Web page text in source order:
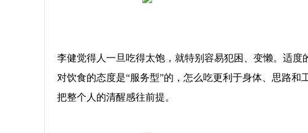
李健觉得人一旦吃得太饱，就特别容易犯困、变懒。适
对饮食的态度是“服务型”的，怎么吃更利于身体、思路和
把整个人的清醒感往前提。